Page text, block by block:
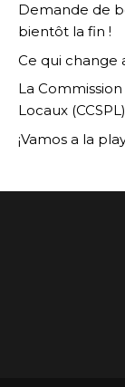
Demande de
bientôt la fin !
Ce qui change
La
Locaux (CCSPL)
¡Vamos a la